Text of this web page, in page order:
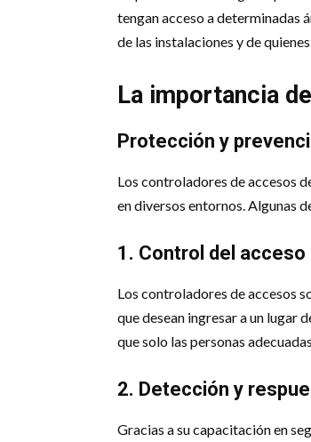
tengan acceso a determinadas
de las instalaciones y de
La importancia
Protección y
Los controladores de accesos
en diversos entornos. Algunas
1. Control del
Los controladores de accesos
que desean ingresar a un lugar
que solo las personas
2. Detección y
Gracias a su capacitación en